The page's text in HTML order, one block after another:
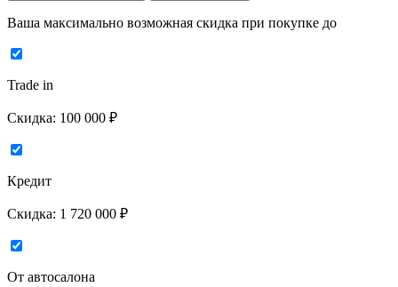
Ваша максимально возможная скидка при покупке до
Trade in
Скидка: 100 000 ₽
Кредит
Скидка: 1 720 000 ₽
От автосалона